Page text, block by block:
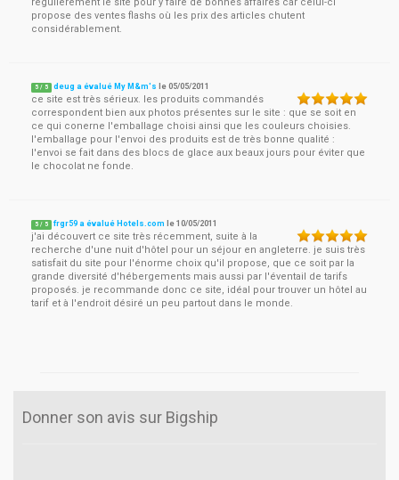
propose des ventes flashs où les prix des articles chutent
considérablement.
5 / 5 deug a évalué My M&m's le05/05/2011
ce site est très sérieux. les produits commandés
correspondent bien aux photos présentes sur le site : que se soit en
ce qui conerne l'emballage choisi ainsi que les couleurs choisies.
l'emballage pour l'envoi des produits est de très bonne qualité :
l'envoi se fait dans des blocs de glace aux beaux jours pour éviter que
le chocolat ne fonde.
5 / 5 frgr59 a évalué Hotels.com le10/05/2011
j'ai découvert ce site très récemment, suite à la
recherche d'une nuit d'hôtel pour un séjour en angleterre. je suis très
satisfait du site pour l'énorme choix qu'il propose, que ce soit par la
grande diversité d'hébergements mais aussi par l'éventail de tarifs
proposés. je recommande donc ce site, idéal pour trouver un hôtel au
tarif et à l'endroit désiré un peu partout dans le monde.
Donner son avis sur Bigship